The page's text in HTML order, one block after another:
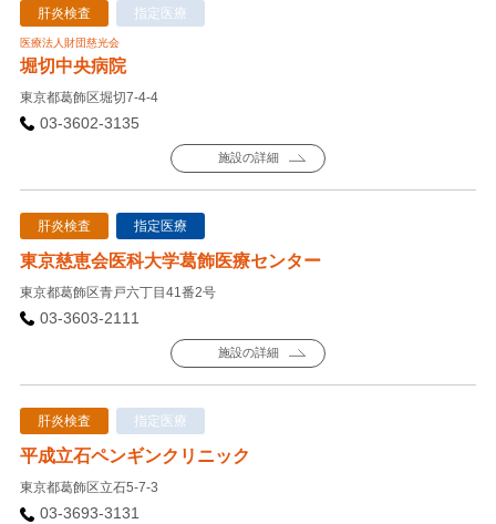
肝炎検査 指定医療
医療法人財団慈光会
堀切中央病院
東京都葛飾区堀切7-4-4
03-3602-3135
施設の詳細
肝炎検査 指定医療
東京慈恵会医科大学葛飾医療センター
東京都葛飾区青戸六丁目41番2号
03-3603-2111
施設の詳細
肝炎検査 指定医療
平成立石ペンギンクリニック
東京都葛飾区立石5-7-3
03-3693-3131